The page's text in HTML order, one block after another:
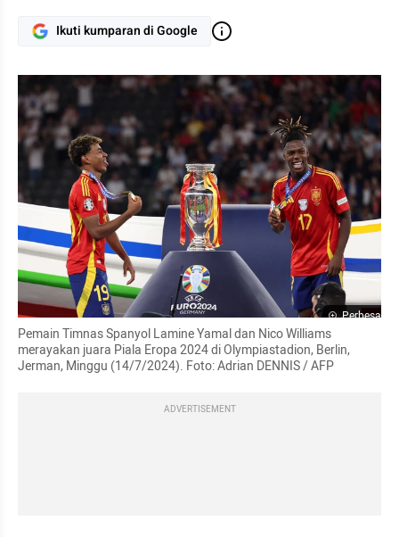
Ikuti kumparan di Google
Perbesar
Pemain Timnas Spanyol Lamine Yamal dan Nico Williams
merayakan juara Piala Eropa 2024 di Olympiastadion, Berlin,
Jerman, Minggu (14/7/2024). Foto: Adrian DENNIS / AFP
ADVERTISEMENT